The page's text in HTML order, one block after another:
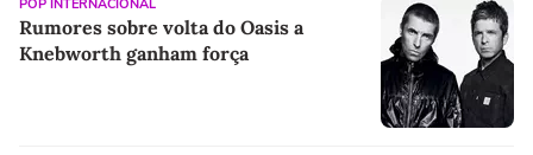
POP INTERNACIONAL
Rumores sobre volta do Oasis a
Knebworth ganham força